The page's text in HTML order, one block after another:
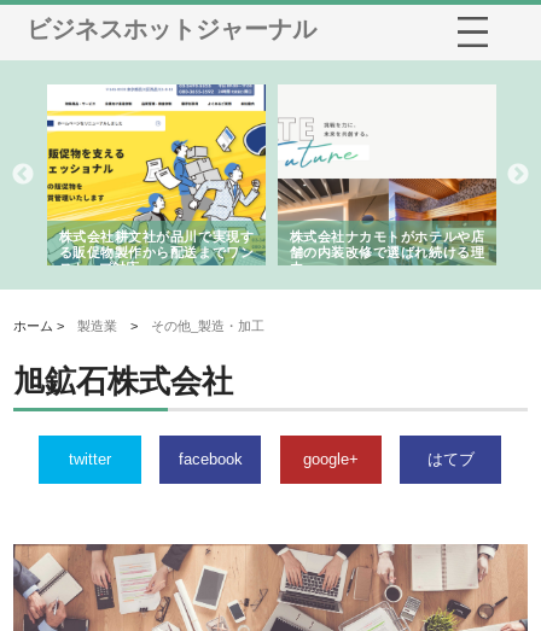
ビジネスホットジャーナル
株式会社耕文社が品川で実現す
る販促物製作から配送までワン
ストップ対応
株式会社ナカモトがホテルや店
舗の内装改修で選ばれ続ける理
由
ホーム >製造業 > その他_製造・加工
旭鉱石株式会社
twitter facebook google+ はてブ